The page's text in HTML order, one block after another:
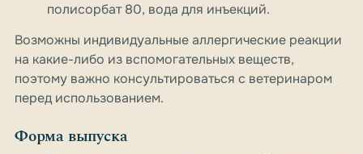
полисорбат 80, вода для инъекций.
Возможны индивидуальные аллергические реакции
на какие-либо из вспомогательных веществ,
поэтому важно консультироваться с ветеринаром
перед использованием.
Форма выпуска